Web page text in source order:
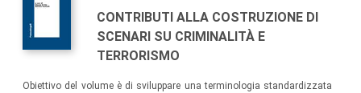
CONTRIBUTI ALLA COSTRUZIONE DI
SCENARI SU CRIMINALITÀ E
TERRORISMO
Obiettivo del volume è di sviluppare una terminologia standardizzata